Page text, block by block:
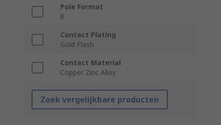
Pole Format
8
Contact Plating
Gold Flash
Contact Material
Copper Zinc Alloy
Zoek vergelijkbare producten